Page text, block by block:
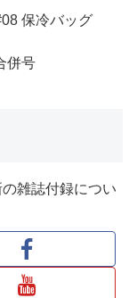
保冷バッグ
併号
雑誌付録につい